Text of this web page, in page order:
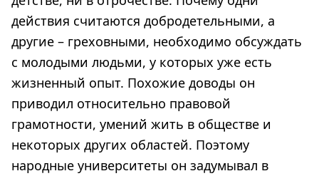
действия считаются добродетельными, а
другие – греховными, необходимо обсуждать
с молодыми людьми, у которых уже есть
жизненный опыт. Похожие доводы он
приводил относительно правовой
грамотности, умений жить в обществе и
некоторых других областей. Поэтому
народные университеты он задумывал в